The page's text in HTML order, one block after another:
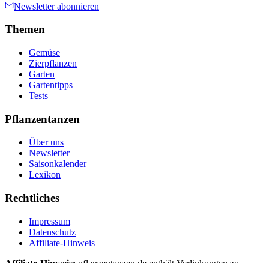
Newsletter abonnieren
Themen
Gemüse
Zierpflanzen
Garten
Gartentipps
Tests
Pflanzentanzen
Über uns
Newsletter
Saisonkalender
Lexikon
Rechtliches
Impressum
Datenschutz
Affiliate-Hinweis